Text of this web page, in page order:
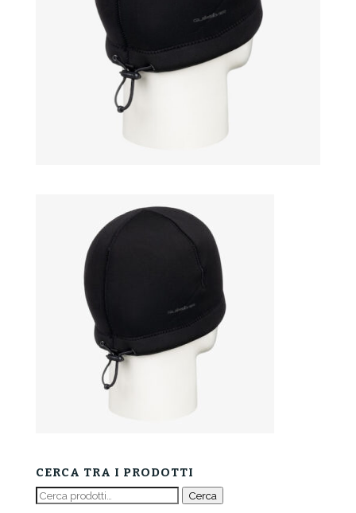
CERCA TRA I PRODOTTI
Cerca: Cerca